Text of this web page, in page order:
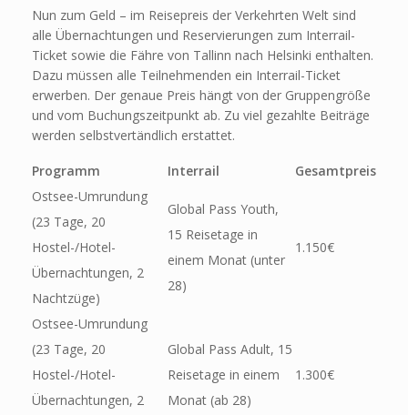
Nun zum Geld – im Reisepreis der Verkehrten Welt sind
alle Übernachtungen und Reservierungen zum Interrail-
Ticket sowie die Fähre von Tallinn nach Helsinki enthalten.
Dazu müssen alle Teilnehmenden ein Interrail-Ticket
erwerben. Der genaue Preis hängt von der Gruppengröße
und vom Buchungszeitpunkt ab. Zu viel gezahlte Beiträge
werden selbstvertändlich erstattet.
Programm Interrail
Gesamtpreis
Ostsee-Umrundung
(23 Tage, 20
Hostel-/Hotel-
Übernachtungen, 2
Nachtzüge)
Global Pass Youth,
15 Reisetage in
einem Monat (unter
28)
1.150€
Ostsee-Umrundung
(23 Tage, 20
Hostel-/Hotel-
Übernachtungen, 2
Global Pass Adult, 15
Reisetage in einem
Monat (ab 28)
1.300€